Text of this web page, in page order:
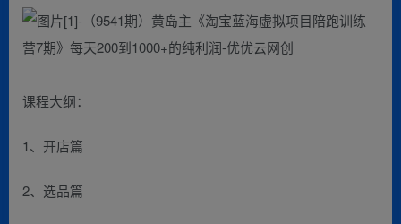
课程大纲：
1、开店篇
2、选品篇